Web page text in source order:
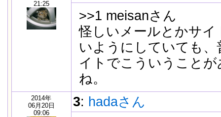
21:25
>>1 meisanさん
怪しいメールとかサ
いようにしていても
イトでこういうこと
ね。
2014年
06月20日
09:06
3: hadaさん